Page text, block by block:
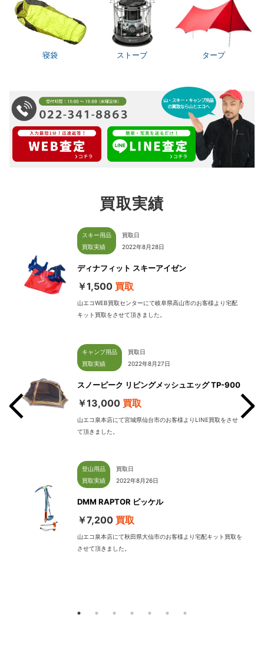
寝袋 ストーブ タープ
買取実績
スキー用品
買取実績
買取日
2022年8月28日
ディナフィット スキーアイゼン
￥1,500 買取
山エコWEB買取センターにて岐阜県高山市のお客様より宅配
キット買取をさせて頂きました。
キャンプ用品
買取実績
買取日
2022年8月27日
スノーピーク リビングメッシュエッグ TP-900
￥13,000 買取
山エコ泉本店にて宮城県仙台市のお客様よりLINE買取をさせ
て頂きました。
登山用品
買取実績
買取日
2022年8月26日
DMM RAPTOR ピッケル
￥7,200 買取
山エコ泉本店にて秋田県大仙市のお客様より宅配キット買取を
させて頂きました。